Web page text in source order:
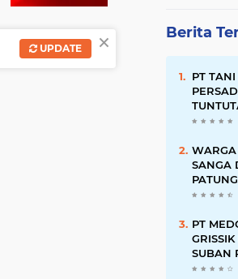
Berita
PT TANI
SUGI
SUDAH
SANGA
ALAT
PT
SUBAN
JALAN
×
UPDATE